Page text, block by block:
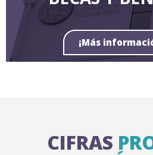
¡Más
CIFRAS